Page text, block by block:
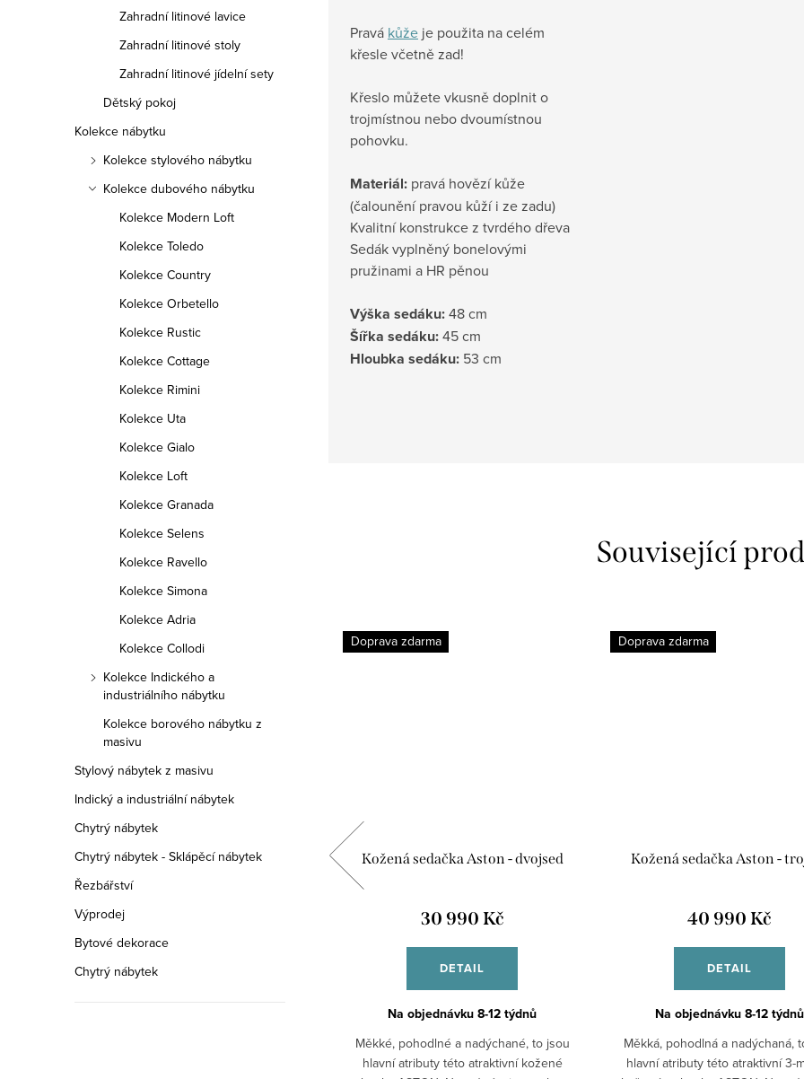
Zahradní litinové lavice
Zahradní litinové stoly
Zahradní litinové jídelní sety
Dětský pokoj
Kolekce nábytku
Kolekce stylového nábytku
Kolekce dubového nábytku
Kolekce Modern Loft
Kolekce Toledo
Kolekce Country
Kolekce Orbetello
Kolekce Rustic
Kolekce Cottage
Kolekce Rimini
Kolekce Uta
Kolekce Gialo
Kolekce Loft
Kolekce Granada
Kolekce Selens
Kolekce Ravello
Kolekce Simona
Kolekce Adria
Kolekce Collodi
Kolekce Indického a
industriálního nábytku
Kolekce borového nábytku z
masivu
Stylový nábytek z masivu
Indický a industriální nábytek
Chytrý nábytek
Chytrý nábytek - Sklápěcí nábytek
Řezbářství
Výprodej
Bytové dekorace
Chytrý nábytek
Pravá kůže je použita na celém
křesle včetně zad!
Křeslo můžete vkusně doplnit o
trojmístnou nebo dvoumístnou
pohovku.
Materiál: pravá hovězí kůže
(čalounění pravou kůží i ze zadu)
Kvalitní konstrukce z tvrdého dřeva
Sedák vyplněný bonelovými
pružinami a HR pěnou
Výška sedáku:48 cm
Šířka sedáku:45 cm
Hloubka sedáku: 53 cm
Související
Doprava zdarma
Kožená sedací souprava Aston -
Doprava zdarma
Kožená sedačka Aston - dvojsed
30 990 Kč
DETAIL
Na objednávku 8-12 týdnů
Měkké, pohodlné a nadýchané, to jsou
hlavní atributy této atraktivní kožené
Doprava zdarma
Kožená sedačka Aston -
40 990 Kč
DETAIL
Na objednávku 8-12 týdnů
Měkká, pohodlná a nadýchaná,
hlavní atributy této atraktivní 3-